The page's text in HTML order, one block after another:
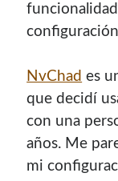
Puedes
mi página
Donate
If you like this
NvChad es
que decidí
con una
años. Me
mi